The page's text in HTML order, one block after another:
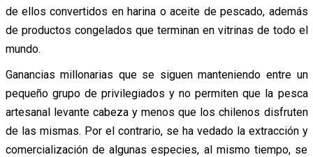
de ellos convertidos en harina o aceite de pescado, además
de productos congelados que terminan en vitrinas de todo el
mundo.
Ganancias millonarias que se siguen manteniendo entre un
pequeño grupo de privilegiados y no permiten que la pesca
artesanal levante cabeza y menos que los chilenos disfruten
de las mismas. Por el contrario, se ha vedado la extracción y
comercialización de algunas especies, al mismo tiempo, se